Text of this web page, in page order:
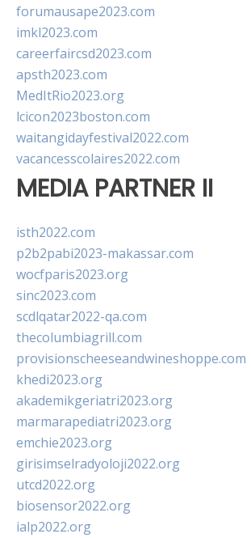
forumausape2023.com
imkl2023.com
careerfaircsd2023.com
apsth2023.com
MedItRio2023.org
lcicon2023boston.com
waitangidayfestival2022.com
vacancesscolaires2022.com
MEDIA PARTNER II
isth2022.com
p2b2pabi2023-makassar.com
wocfparis2023.org
sinc2023.com
scdlqatar2022-qa.com
thecolumbiagrill.com
provisionscheeseandwineshoppe.com
khedi2023.org
akademikgeriatri2023.org
marmarapediatri2023.org
emchie2023.org
girisimselradyoloji2022.org
utcd2022.org
biosensor2022.org
ialp2022.org